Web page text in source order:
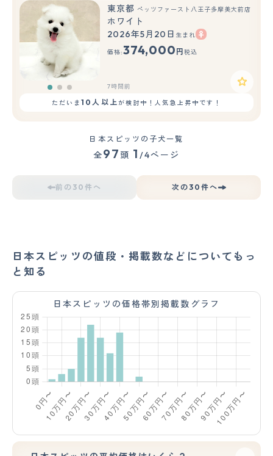
もっと見る
東京都 ペッツファースト八王子多摩美大前店
ホワイト
2026年5月20日 生まれ
価格:374,000 円 税込
7時間前
ただいま10人以上が検討中！人気急上昇中です！
日本スピッツの子犬一覧
全97 頭 1 /4ページ
前の30件へ 次の30件へ
日本スピッツの値段・掲載数などについてもっ
と知る
日本スピッツの価格帯別掲載数グラフ